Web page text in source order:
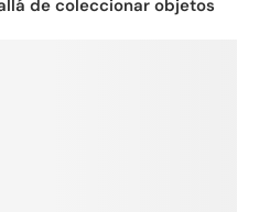
de coleccionar objetos